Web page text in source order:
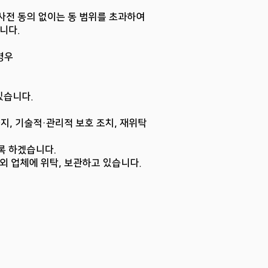
동의 없이는 동 범위를 초과하여
다.
우
습니다.
, 기술적·관리적 보호 조치, 재위탁
하겠습니다.
업체에 위탁, 보관하고 있습니다.